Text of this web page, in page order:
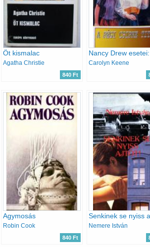
Öt kismalac
Agatha Christie
840 Ft
Carolyn Keene
Agymosás
Robin Cook
840 Ft
Senkinek se nyiss
Nemere István